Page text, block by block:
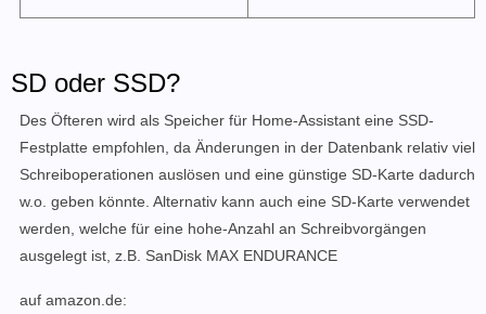
SD oder SSD?
Des Öfteren wird als Speicher für Home-Assistant eine SSD-
Festplatte empfohlen, da Änderungen in der Datenbank relativ viel
Schreiboperationen auslösen und eine günstige SD-Karte dadurch
w.o. geben könnte. Alternativ kann auch eine SD-Karte verwendet
werden, welche für eine hohe-Anzahl an Schreibvorgängen
ausgelegt ist, z.B. SanDisk MAX ENDURANCE
auf amazon.de: